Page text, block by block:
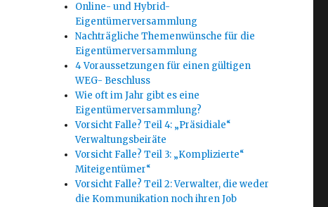
Online- und Hybrid-
Eigentümerversammlung
Nachträgliche Themenwünsche für die
Eigentümerversammlung
4 Voraussetzungen für einen gültigen
WEG- Beschluss
Wie oft im Jahr gibt es eine
Eigentümerversammlung?
Vorsicht Falle? Teil 4: „Präsidiale“
Verwaltungsbeiräte
Vorsicht Falle? Teil 3: „Komplizierte“
Miteigentümer“
Vorsicht Falle? Teil 2: Verwalter, die weder
die Kommunikation noch ihren Job